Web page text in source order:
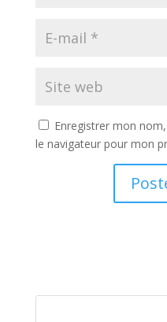
Enregistrer mon
le navigateur pour mon